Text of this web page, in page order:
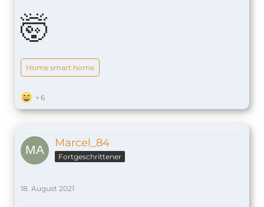
🤯
Home smart home
6
Marcel_84
Fortgeschrittener
18. August 2021